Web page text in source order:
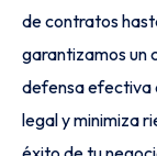
de contratos
garantizamos un
defensa efectiva
legal y minimiza